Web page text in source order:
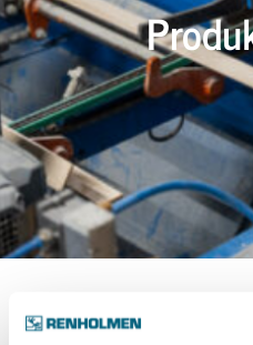
Kategorier: